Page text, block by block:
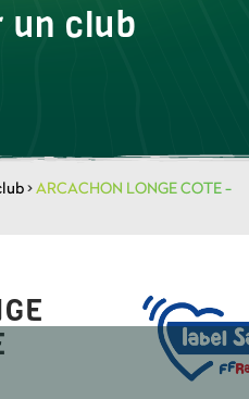
un club
>ARCACHON LONGE COTE -